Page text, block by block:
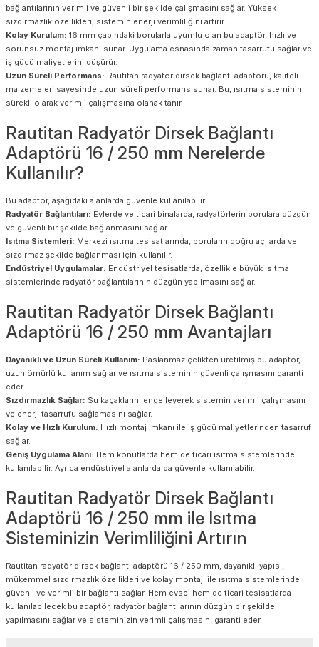
bağlantılarının verimli ve güvenli bir şekilde çalışmasını sağlar. Yüksek
sızdırmazlık özellikleri, sistemin enerji verimliliğini artırır.
Kolay Kurulum: 16 mm çapındaki borularla uyumlu olan bu adaptör, hızlı ve
sorunsuz montaj imkanı sunar. Uygulama esnasında zaman tasarrufu sağlar ve
iş gücü maliyetlerini düşürür.
Uzun Süreli Performans: Rautitan radyatör dirsek bağlantı adaptörü, kaliteli
malzemeleri sayesinde uzun süreli performans sunar. Bu, ısıtma sisteminin
sürekli olarak verimli çalışmasına olanak tanır.
Rautitan Radyatör Dirsek Bağlantı
Adaptörü 16 / 250 mm Nerelerde
Kullanılır?
Bu adaptör, aşağıdaki alanlarda güvenle kullanılabilir:
Radyatör Bağlantıları: Evlerde ve ticari binalarda, radyatörlerin borulara düzgün
ve güvenli bir şekilde bağlanmasını sağlar.
Isıtma Sistemleri: Merkezi ısıtma tesisatlarında, boruların doğru açılarda ve
sızdırmaz şekilde bağlanması için kullanılır.
Endüstriyel Uygulamalar: Endüstriyel tesisatlarda, özellikle büyük ısıtma
sistemlerinde radyatör bağlantılarının düzgün yapılmasını sağlar.
Rautitan Radyatör Dirsek Bağlantı
Adaptörü 16 / 250 mm Avantajları
Dayanıklı ve Uzun Süreli Kullanım: Paslanmaz çelikten üretilmiş bu adaptör,
uzun ömürlü kullanım sağlar ve ısıtma sisteminin güvenli çalışmasını garanti
eder.
Sızdırmazlık Sağlar: Su kaçaklarını engelleyerek sistemin verimli çalışmasını
ve enerji tasarrufu sağlamasını sağlar.
Kolay ve Hızlı Kurulum: Hızlı montaj imkanı ile iş gücü maliyetlerinden tasarruf
sağlar.
Geniş Uygulama Alanı: Hem konutlarda hem de ticari ısıtma sistemlerinde
kullanılabilir. Ayrıca endüstriyel alanlarda da güvenle kullanılabilir.
Rautitan Radyatör Dirsek Bağlantı
Adaptörü 16 / 250 mm ile Isıtma
Sisteminizin Verimliliğini Artırın
Rautitan radyatör dirsek bağlantı adaptörü 16 / 250 mm, dayanıklı yapısı,
mükemmel sızdırmazlık özellikleri ve kolay montajı ile ısıtma sistemlerinde
güvenli ve verimli bir bağlantı sağlar. Hem evsel hem de ticari tesisatlarda
kullanılabilecek bu adaptör, radyatör bağlantılarının düzgün bir şekilde
yapılmasını sağlar ve sisteminizin verimli çalışmasını garanti eder.